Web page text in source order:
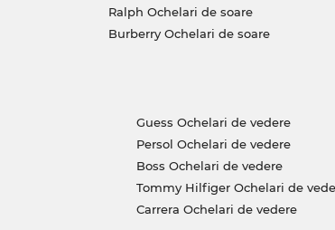
Ralph Ochelari de soare
Burberry Ochelari de soare
Guess Ochelari de vedere
Persol Ochelari de vedere
Boss Ochelari de vedere
Tommy Hilfiger Ochelari de
Carrera Ochelari de vedere